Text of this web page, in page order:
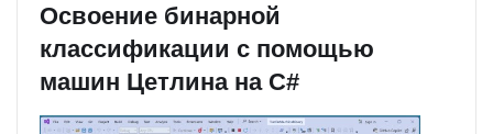
Освоение бинарной
классификации с помощью
машин Цетлина на C#